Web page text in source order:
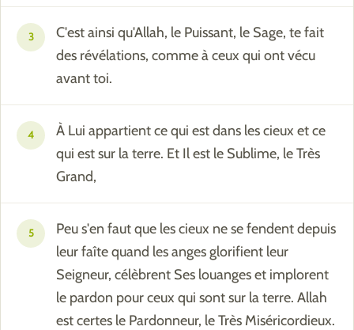
3
C'est ainsi qu'Allah, le Puissant, le Sage, te fait
des révélations, comme à ceux qui ont vécu
avant toi.
4
À Lui appartient ce qui est dans les cieux et ce
qui est sur la terre. Et Il est le Sublime, le Très
Grand,
5
Peu s'en faut que les cieux ne se fendent depuis
leur faîte quand les anges glorifient leur
Seigneur, célèbrent Ses louanges et implorent
le pardon pour ceux qui sont sur la terre. Allah
est certes le Pardonneur, le Très Miséricordieux.